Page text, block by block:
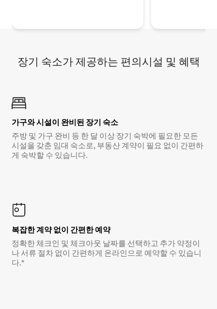
장기 숙소가 제공하는 편의시설 및 혜택
가구와 시설이 완비된 장기 숙소
주방 및 가구 완비 등 한 달 이상 장기 숙박에 필요한 모든
시설을 갖춘 임대 숙소로, 부동산 계약이 필요 없이 간편하
게 숙박할 수 있습니다.
복잡한 계약 없이 간편한 예약
정확한 체크인 및 체크아웃 날짜를 선택하고 추가 약정이
나 서류 절차 없이 간편하게 온라인으로 예약할 수 있습니
다.*